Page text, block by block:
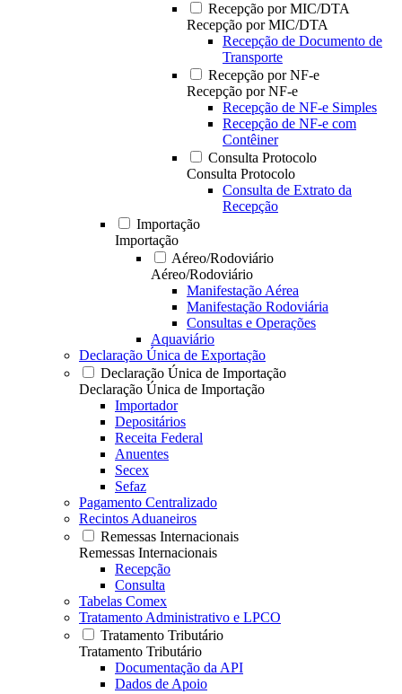
Recepção por MIC/DTA
Recepção por MIC/DTA
Recepção de Documento de
Transporte
Recepção por NF-e
Recepção por NF-e
Recepção de NF-e Simples
Recepção de NF-e com
Contêiner
Consulta Protocolo
Consulta Protocolo
Consulta de Extrato da
Recepção
Importação
Importação
Aéreo/Rodoviário
Aéreo/Rodoviário
Manifestação Aérea
Manifestação Rodoviária
Consultas e Operações
Aquaviário
Declaração Única de Exportação
Declaração Única de Importação
Declaração Única de Importação
Importador
Depositários
Receita Federal
Anuentes
Secex
Sefaz
Pagamento Centralizado
Recintos Aduaneiros
Remessas Internacionais
Remessas Internacionais
Recepção
Consulta
Tabelas Comex
Tratamento Administrativo e LPCO
Tratamento Tributário
Tratamento Tributário
Documentação da API
Dados de Apoio